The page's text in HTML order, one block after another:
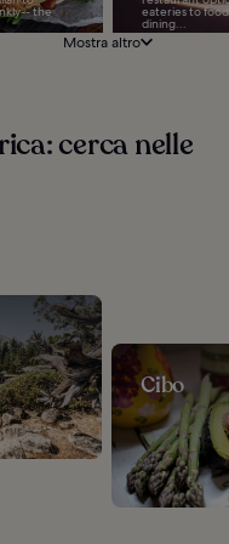
the eateries to food
dining...
Mostra altro
cerca nelle
Cibo